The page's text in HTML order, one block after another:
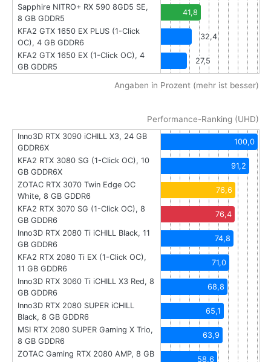
Sapphire NITRO+ RX 590 8GD5 SE,
8 GB GDDR5
41,8
KFA2 GTX 1650 EX PLUS (1-Click
OC), 4 GB GDDR6
32,4
KFA2 GTX 1650 EX (1-Click OC), 4
GB GDDR5
27,5
Angaben in Prozent (mehr ist besser)
Performance-Ranking (UHD)
Inno3D RTX 3090 iCHILL X3, 24 GB
GDDR6X
100,0
KFA2 RTX 3080 SG (1-Click OC), 10
GB GDDR6X
91,2
ZOTAC RTX 3070 Twin Edge OC
White, 8 GB GDDR6
76,6
KFA2 RTX 3070 SG (1-Click OC), 8
GB GDDR6
76,4
Inno3D RTX 2080 Ti iCHILL Black, 11
GB GDDR6
74,8
KFA2 RTX 2080 Ti EX (1-Click OC),
11 GB GDDR6
71,0
Inno3D RTX 3060 Ti iCHILL X3 Red, 8
GB GDDR6
68,8
Inno3D RTX 2080 SUPER iCHILL
Black, 8 GB GDDR6
65,1
MSI RTX 2080 SUPER Gaming X Trio,
8 GB GDDR6
63,9
ZOTAC Gaming RTX 2080 AMP, 8 GB
58,6